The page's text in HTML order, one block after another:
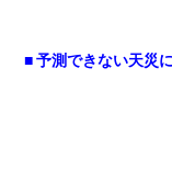
■ 予測できない天災